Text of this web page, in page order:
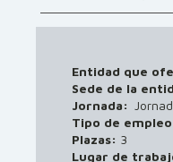
Entidad que
Sede de la
Jornada:
Tipo de empleo
Plazas: 3
Lugar de